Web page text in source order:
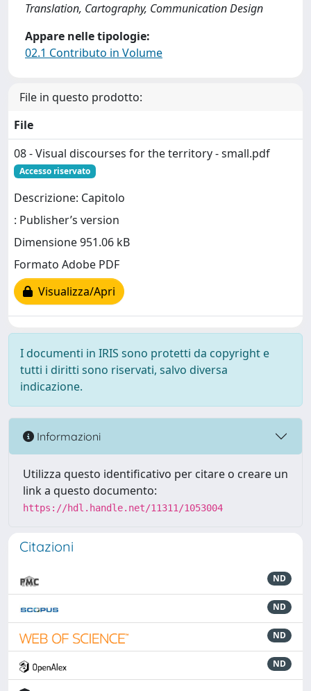
Translation, Cartography, Communication Design
Appare nelle tipologie:
02.1 Contributo in Volume
File in questo prodotto:
File
08 - Visual discourses for the territory - small.pdf
Accesso riservato
Descrizione: Capitolo
: Publisher’s version
Dimensione 951.06 kB
Formato Adobe PDF
Visualizza/Apri
I documenti in IRIS sono protetti da copyright e
tutti i diritti sono riservati, salvo diversa
indicazione.
Informazioni
Utilizza questo identificativo per citare o creare un
link a questo documento:
https://hdl.handle.net/11311/1053004
Citazioni
ND
ND
ND
ND